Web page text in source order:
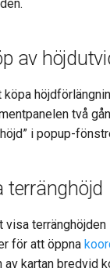
av
köpa
två
i popup-
terränghöjd
visa
för att öppna
av kartan bredvid